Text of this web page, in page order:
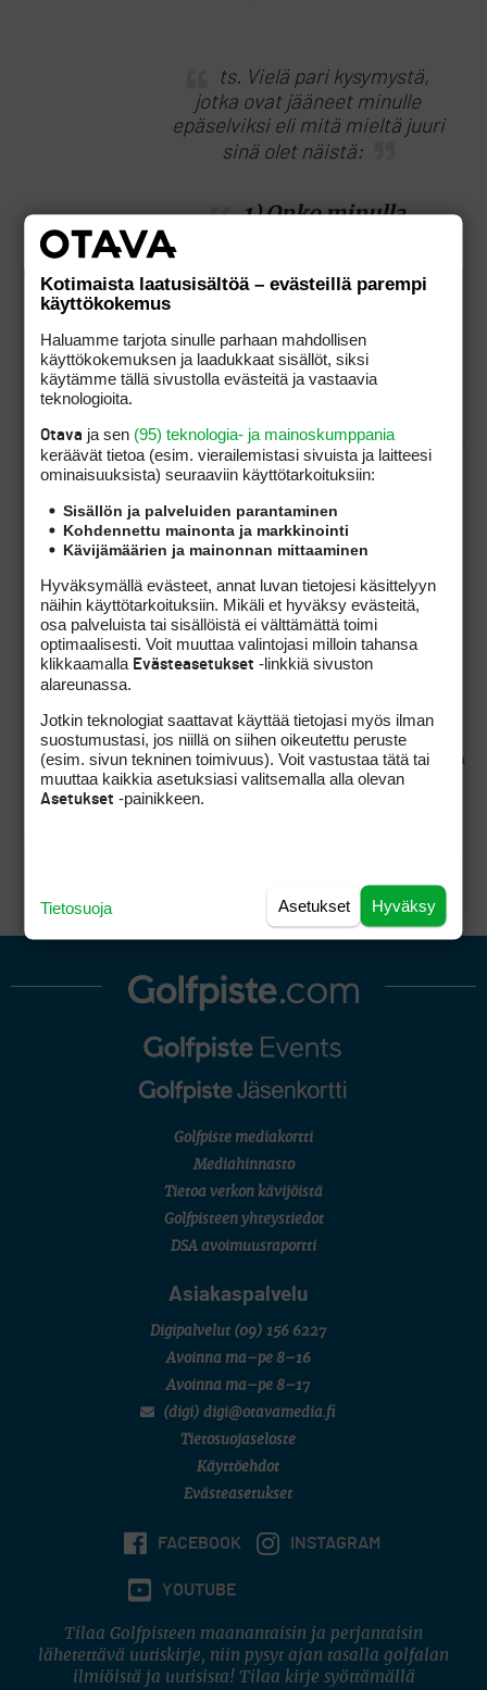
ts. Vielä pari kysymystä,
jotka ovat jääneet minulle
epäselviksi eli mitä mieltä juuri
sinä olet näistä:
1) Onko minulla
puolisoani Suomessa oy:n
omistamalla
laatuasiat …:))?
Justiina, minun mielestäni neuvominen ei ole
pelkästään sallittua, vaan jopa toivottavaa.
tunne, mutta uskoisin sen olevan sallittua
ainakin suurimmalla osalla, mutta joku sen
voisi halutessaan ainakin teoriassa kieltääkin,
joskaan aitoja seuraamuksia tuosta tuskin
syntyisi.
Minulla on sen sijaan sinulle vastakysymys.
Mikä on sellaisen henkilön moraali, joka ei
kunnioita tilan omistajan ja haltijan sinne tilaan
asettamia sääntöjä, vaan lähtee koko asiaa
vääntämään lakipykälien kautta.
Golfpiste mediakortti
Mediahinnasto
Tietoa verkon kävijöistä
Golfpisteen yhteystiedot
DSA avoimuusraportti
Asiakaspalvelu
Digipalvelut (09) 156 6227
Avoinna ma–pe 8–16
Avoinna ma–pe 8–17
(digi) digi@otavamedia.fi
Tietosuojaseloste
Käyttöehdot
Evästeasetukset
FACEBOOK INSTAGRAM
YOUTUBE
Tilaa Golfpisteen maanantaisin ja perjantaisin
lähetettävä uutiskirje, niin pysyt ajan tasalla golfalan
ilmiöistä ja uutisista! Tilaa kirje syöttämällä
Kotimaista laatusisältöä – evästeillä parempi
käyttökokemus
Haluamme tarjota sinulle parhaan mahdollisen
käyttökokemuksen ja laadukkaat sisällöt, siksi
käytämme tällä sivustolla evästeitä ja vastaavia
teknologioita.
Otava ja sen (95) teknologia- ja mainoskumppania
keräävät tietoa (esim. vierailemis­tasi sivuista ja laitteesi
ominaisuuk­sista) seuraaviin käyttötarkoituksiin:
Sisällön ja palveluiden parantaminen
Kohdennettu mainonta ja markkinointi
Kävijämäärien ja mainonnan mittaaminen
Hyväksymällä evästeet, annat luvan tietojesi käsittelyyn
näihin käyttötarkoituksiin. Mikäli et hyväksy evästeitä,
osa palveluista tai sisällöistä ei välttämättä toimi
optimaalisesti. Voit muuttaa valintojasi milloin tahansa
klikkaamalla Evästeasetukset -linkkiä sivuston
alareunassa.
Jotkin teknologiat saattavat käyttää tietojasi myös ilman
suostumustasi, jos niillä on siihen oikeutettu peruste
(esim. sivun tekninen toimivuus). Voit vastustaa tätä tai
muuttaa kaikkia asetuksiasi valitsemalla alla olevan
Asetukset -painikkeen.
Hyväksy
Asetukset
Tietosuoja